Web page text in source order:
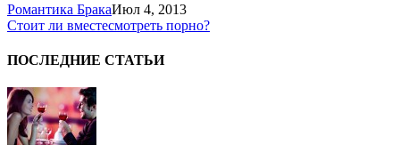
Романтика БракаИюл 4, 2013
Стоит ли вместесмотреть порно?
ПОСЛЕДНИЕ СТАТЬИ